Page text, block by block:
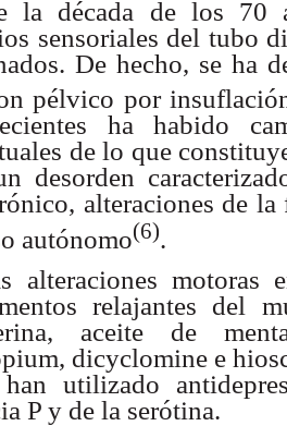
la década de los 70
sensoriales del tubo
De hecho, se ha
pélvico por
ha habido
de lo que
desorden
alteraciones de
autónomo(6).
alteraciones
relajantes del
aceite de
dicyclomine e
utilizado
P y de la serótina.